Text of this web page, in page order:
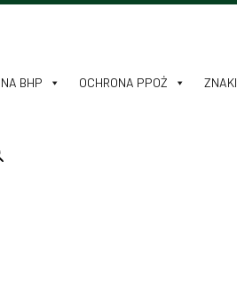
BHP OCHRONA PPOŻ ZNAKI